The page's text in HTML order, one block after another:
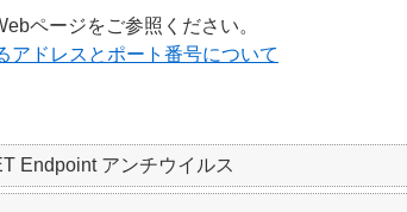
ページをご参照ください。
アドレスとポート番号について
Endpoint アンチウイルス